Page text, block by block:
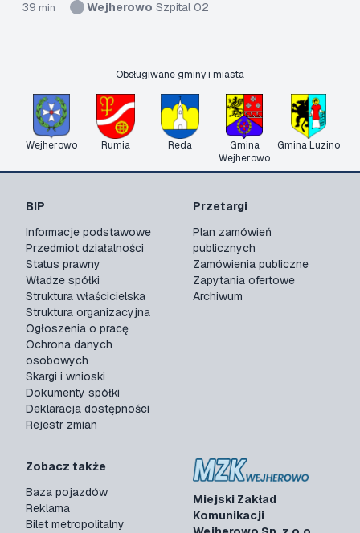
39 min Wejherowo Szpital 02
Obsługiwane gminy i miasta
Wejherowo Rumia Reda
Gmina
Wejherowo
Gmina Luzino
Miejski Zakład
Komunikacji
BIP
Informacje podstawowe
Przedmiot działalności
Status prawny
Władze spółki
Struktura właścicielska
Struktura organizacyjna
Ogłoszenia o pracę
Ochrona danych
osobowych
Skargi i wnioski
Dokumenty spółki
Deklaracja dostępności
Rejestr zmian
Przetargi
Plan zamówień
publicznych
Zamówienia publiczne
Zapytania ofertowe
Archiwum
Zobacz także
Baza pojazdów
Reklama
Bilet metropolitalny